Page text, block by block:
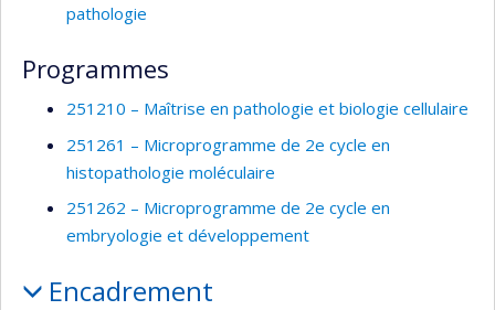
pathologie
Programmes
251210 – Maîtrise en pathologie et biologie cellulaire
251261 – Microprogramme de 2e cycle en
histopathologie moléculaire
251262 – Microprogramme de 2e cycle en
embryologie et développement
Encadrement